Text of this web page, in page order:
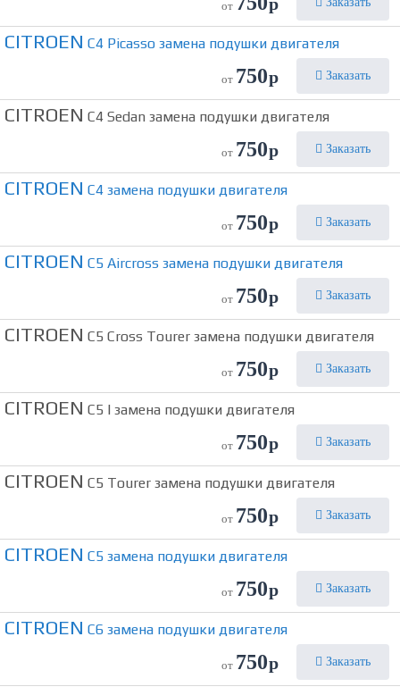
от р
CITROEN C4 Picasso замена подушки двигателя
от 750р Заказать
CITROEN C4 Sedan замена подушки двигателя
от 750р Заказать
CITROEN C4 замена подушки двигателя
от 750р Заказать
CITROEN C5 Aircross замена подушки двигателя
от 750р Заказать
CITROEN C5 Cross Tourer замена подушки двигателя
от 750р Заказать
CITROEN C5 I замена подушки двигателя
от 750р Заказать
CITROEN C5 Tourer замена подушки двигателя
от 750р Заказать
CITROEN C5 замена подушки двигателя
от 750р Заказать
CITROEN C6 замена подушки двигателя
от 750р Заказать